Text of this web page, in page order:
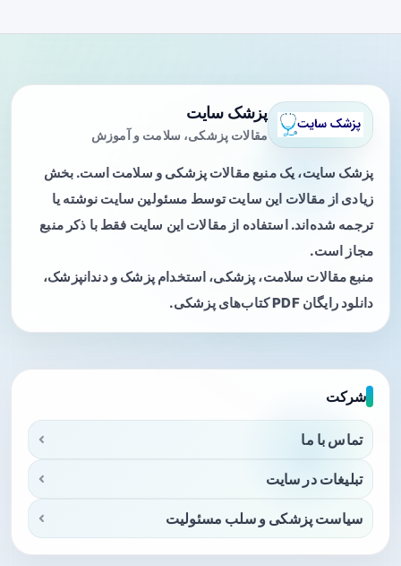
پزشک سایت
مقالات پزشکی، سلامت و آموزش
پزشک سایت، یک منبع مقالات پزشکی و سلامت است. بخش
زیادی از مقالات این سایت توسط مسئولین سایت نوشته یا
ترجمه شده‌اند. استفاده از مقالات این سایت فقط با ذکر منبع
مجاز است.
منبع مقالات سلامت، پزشکی، استخدام پزشک و دندانپزشک،
دانلود رایگان PDF کتاب‌های پزشکی.
شرکت
تماس با ما
تبلیغات در سایت
سیاست پزشکی و سلب مسئولیت